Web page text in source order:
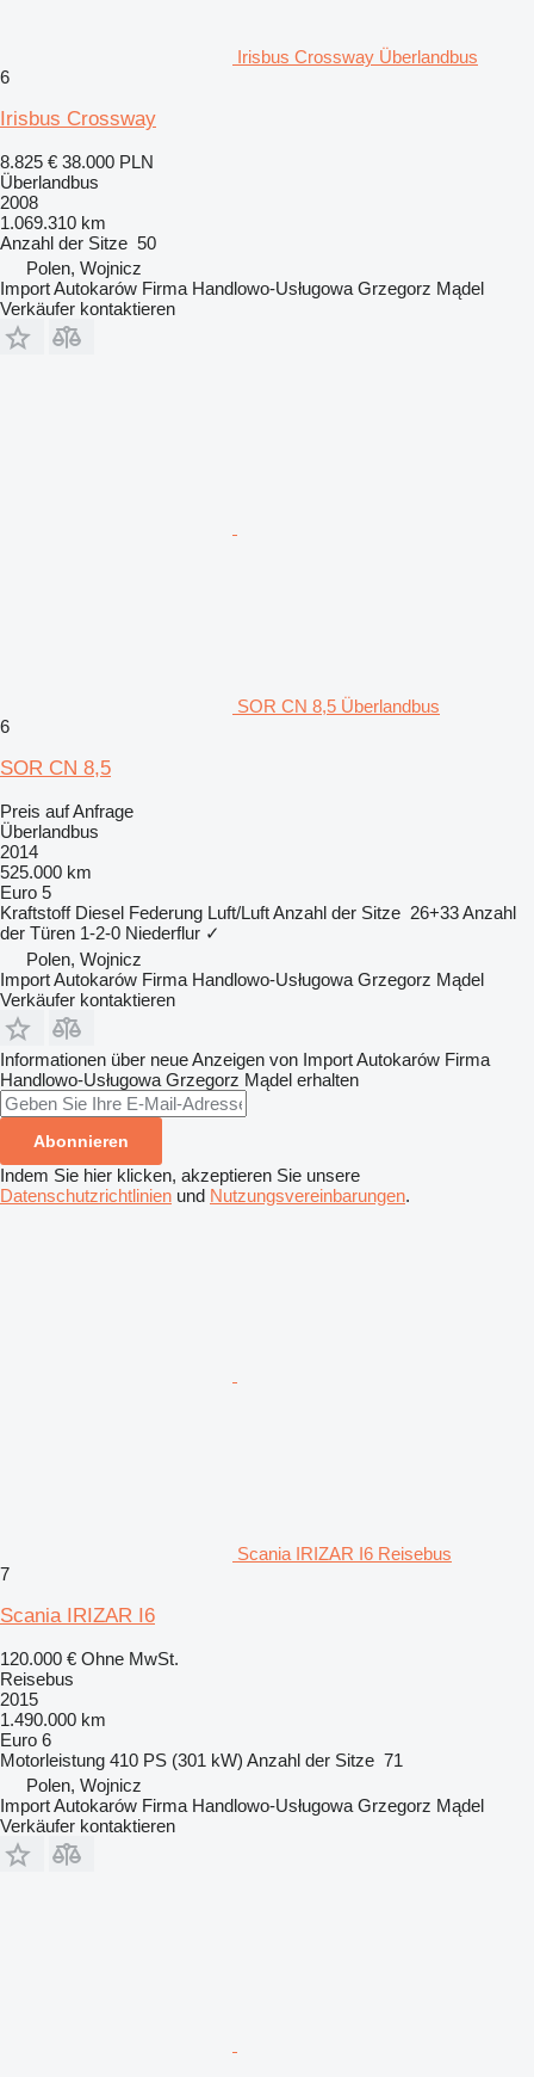
Irisbus Crossway Überlandbus
6
Irisbus Crossway
8.825 € 38.000 PLN
Überlandbus
2008
1.069.310 km
Anzahl der Sitze 50
Polen, Wojnicz
Import Autokarów Firma Handlowo-Usługowa Grzegorz Mądel
Verkäufer kontaktieren
SOR CN 8,5 Überlandbus
6
SOR CN 8,5
Preis auf Anfrage
Überlandbus
2014
525.000 km
Euro 5
Kraftstoff Diesel Federung Luft/LuftAnzahl der Sitze 26+33Anzahl
der Türen 1-2-0 Niederflur ✓
Polen, Wojnicz
Import Autokarów Firma Handlowo-Usługowa Grzegorz Mądel
Verkäufer kontaktieren
Informationen über neue Anzeigen von Import Autokarów Firma
Handlowo-Usługowa Grzegorz Mądel erhalten
Abonnieren
Indem Sie hier klicken, akzeptieren Sie unsere
Datenschutzrichtlinien und Nutzungsvereinbarungen.
Scania IRIZAR I6 Reisebus
7
Scania IRIZAR I6
120.000 € Ohne MwSt.
Reisebus
2015
1.490.000 km
Euro 6
Motorleistung 410 PS (301 kW) Anzahl der Sitze 71
Polen, Wojnicz
Import Autokarów Firma Handlowo-Usługowa Grzegorz Mądel
Verkäufer kontaktieren